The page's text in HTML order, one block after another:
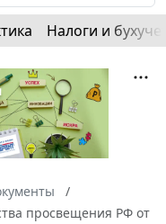
Налоги и
просвещения РФ от